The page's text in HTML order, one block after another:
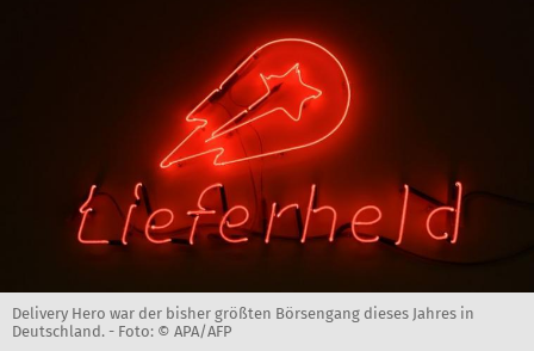
Delivery Hero war der bisher größten Börsengang dieses Jahres in
Deutschland. - Foto: © APA/AFP